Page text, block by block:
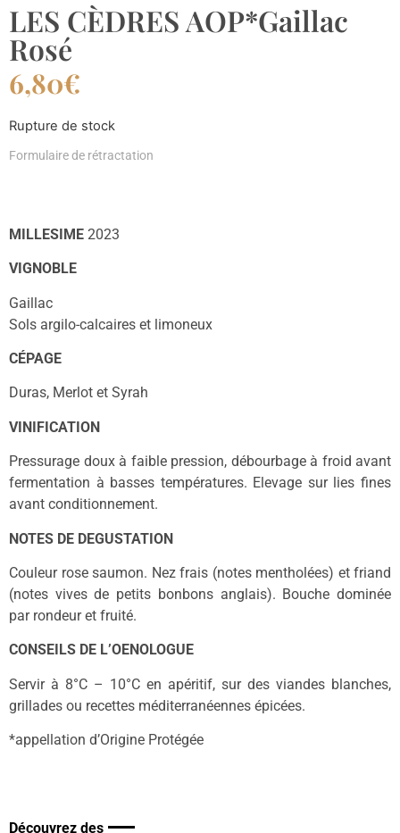
LES CÈDRES AOP*Gaillac
Rosé
6,80€
Rupture de stock
Formulaire de rétractation
MILLESIME 2023
VIGNOBLE
Gaillac
Sols argilo-calcaires et limoneux
CÉPAGE
Duras, Merlot et Syrah
VINIFICATION
Pressurage doux à faible pression, débourbage à froid avant
fermentation à basses températures. Elevage sur lies fines
avant conditionnement.
NOTES DE DEGUSTATION
Couleur rose saumon. Nez frais (notes mentholées) et friand
(notes vives de petits bonbons anglais). Bouche dominée
par rondeur et fruité.
CONSEILS DE L’OENOLOGUE
Servir à 8°C – 10°C en apéritif, sur des viandes blanches,
grillades ou recettes méditerranéennes épicées.
*appellation d’Origine Protégée
Découvrez des